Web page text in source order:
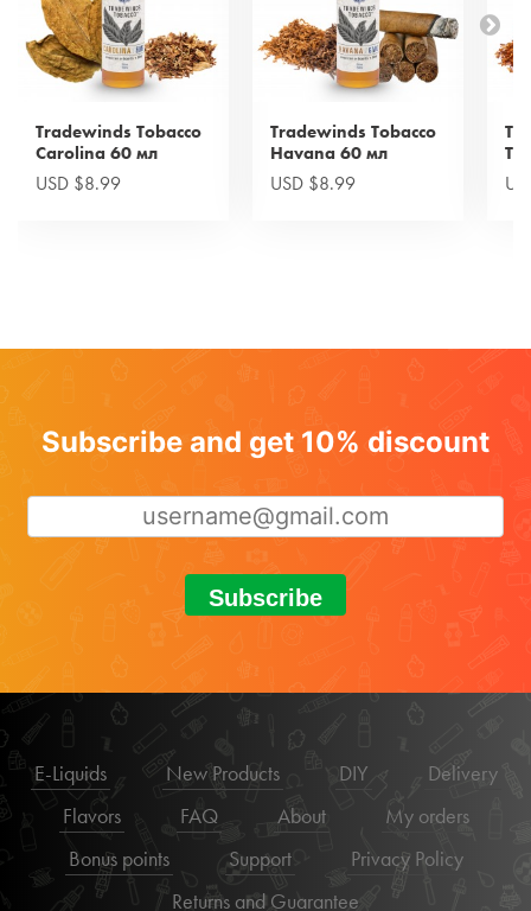
Tradewinds Tobacco
Carolina 60 мл
USD $8.99
Tradewinds Tobacco
Havana 60 мл
USD $8.99
Subscribe and get 10% discount
Subscribe
E-Liquids New Products DIY
Delivery
Flavors
FAQ About
My orders
Bonus points
Support
Privacy Policy
Returns and Guarantee